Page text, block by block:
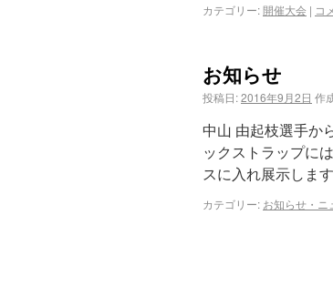
カテゴリー:開催大会 | コ
お知らせ
投稿日:2016年9月2日 作
中山 由起枝選手か
ックストラップに
スに入れ展示しま
カテゴリー: お知らせ・ニ